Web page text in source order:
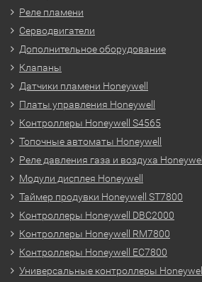
Реле пламени
Серводвигатели
Дополнительное оборудование
Клапаны
Датчики пламени Honeywell
Платы управления Honeywell
Контроллеры Honeywell S4565
Топочные автоматы Honeywell
Реле давления газа и воздуха Honeywell
Модули дисплея Honeywell
Таймер продувки Honeywell ST7800
Контроллеры Honeywell DBC2000
Контроллеры Honeywell RM7800
Контроллеры Honeywell EC7800
Универсальные контроллеры Honeywell